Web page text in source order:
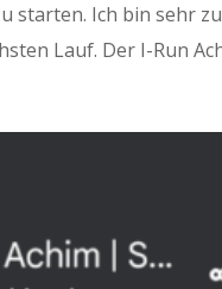
starten. Ich bin sehr
Lauf. Der I-Run